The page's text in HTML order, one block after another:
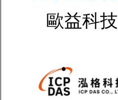
歐益科技